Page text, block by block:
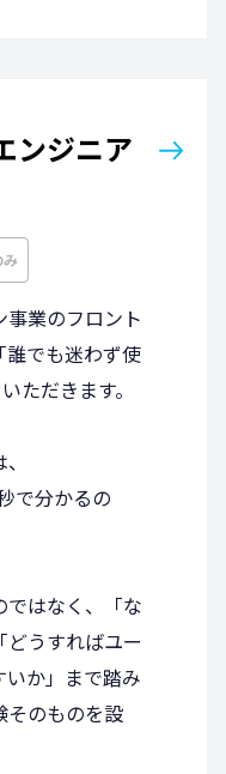
ンジニア
業のフロント
でも迷わず使
ただきます。
で分かるの
はなく、「な
うすればユー
か」まで踏み
そのものを設